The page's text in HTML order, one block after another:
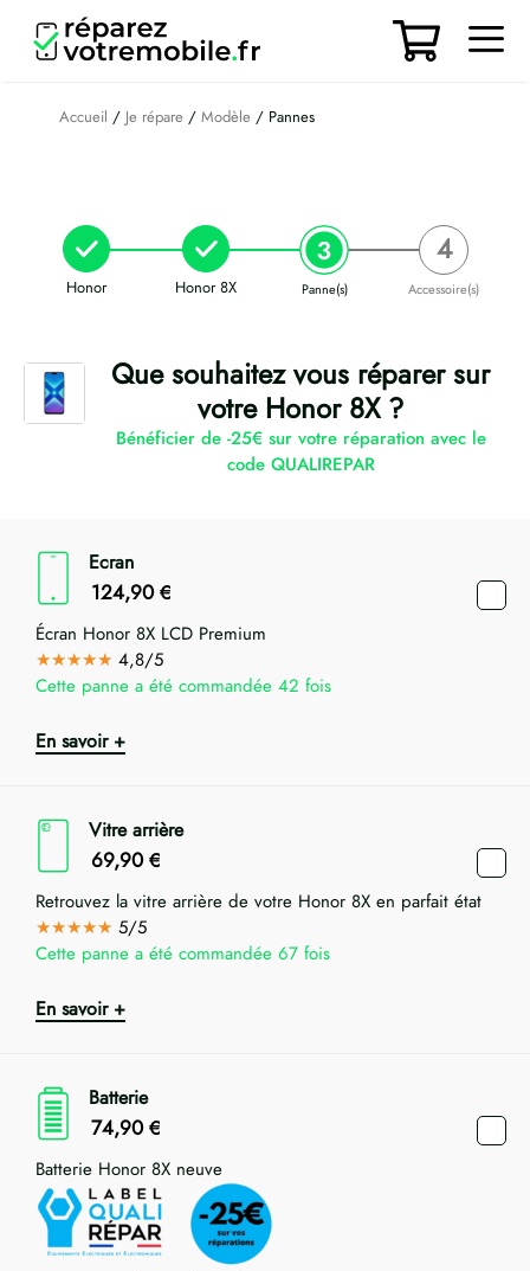
contenu
Accueil / Je répare / Modèle / Pannes
Honor Honor 8X Panne(s) Accessoire(s)
Que souhaitez vous réparer sur
votre Honor 8X ?
Bénéficier de -25€ sur votre réparation avec le
code QUALIREPAR
Ecran
124,90 €
Écran Honor 8X LCD Premium
★★★★★ 4,8/5
Cette panne a été commandée 42 fois
En savoir +
Vitre arrière
69,90 €
Retrouvez la vitre arrière de votre Honor 8X en parfait état
★★★★★ 5/5
Cette panne a été commandée 67 fois
En savoir +
Batterie
74,90 €
Batterie Honor 8X neuve